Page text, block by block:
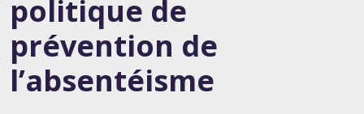
politique de
prévention de
l’absentéisme